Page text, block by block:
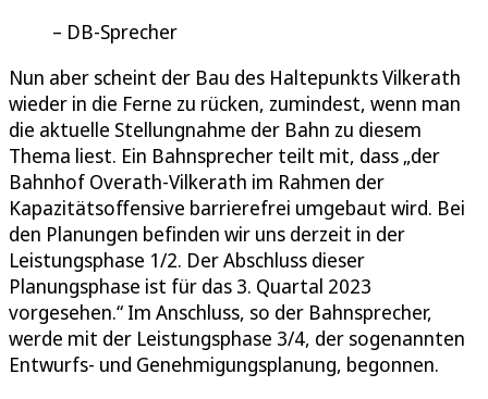
DB-Sprecher
Nun aber scheint der Bau des Haltepunkts Vilkerath
wieder in die Ferne zu rücken, zumindest, wenn man
die aktuelle Stellungnahme der Bahn zu diesem
Thema liest. Ein Bahnsprecher teilt mit, dass „der
Bahnhof Overath-Vilkerath im Rahmen der
Kapazitätsoffensive barrierefrei umgebaut wird. Bei
den Planungen befinden wir uns derzeit in der
Leistungsphase 1/2. Der Abschluss dieser
Planungsphase ist für das 3. Quartal 2023
vorgesehen.“ Im Anschluss, so der Bahnsprecher,
werde mit der Leistungsphase 3/4, der sogenannten
Entwurfs- und Genehmigungsplanung, begonnen.